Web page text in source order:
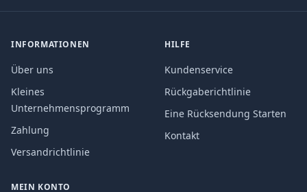
INFORMATIONEN
Über uns
Kleines
Unternehmensprogramm
Zahlung
Versandrichtlinie
HILFE
Kundenservice
Rückgaberichtlinie
Eine Rücksendung Starten
Kontakt
MEIN KONTO